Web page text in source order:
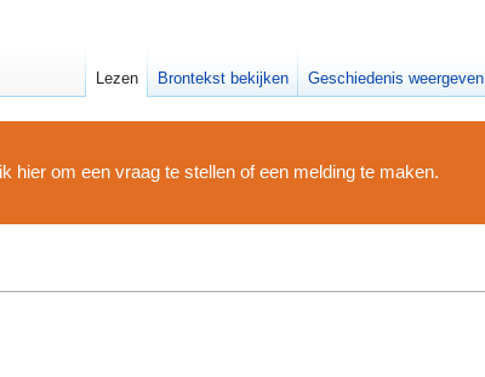
hier om een vraag te stellen of een melding te maken.
Lezen Brontekst bekijken Geschiedenis weergeven